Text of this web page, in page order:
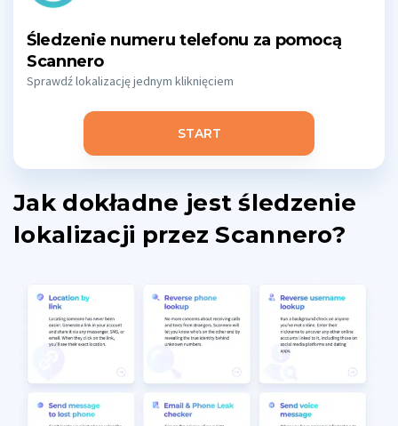
Śledzenie numeru telefonu za pomocą
Scannero
Sprawdź lokalizację jednym kliknięciem
START
Jak dokładne jest śledzenie
lokalizacji przez Scannero?